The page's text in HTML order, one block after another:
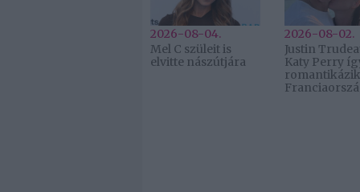
2026-08-04.
Mel C szüleit is
elvitte nászútjára
2026-08-02.
Justin
Katy Perry
romantikázik